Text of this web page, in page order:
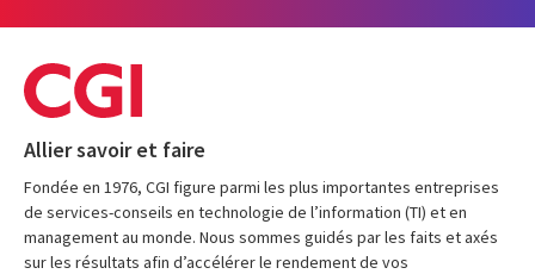
Allier savoir et faire
Fondée en 1976, CGI figure parmi les plus importantes entreprises
de services-conseils en technologie de l’information (TI) et en
management au monde. Nous sommes guidés par les faits et axés
sur les résultats afin d’accélérer le rendement de vos